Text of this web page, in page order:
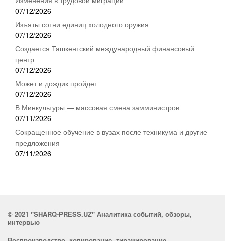
07/12/2026
Изъяты сотни единиц холодного оружия
07/12/2026
Создается Ташкентский международный финансовый
центр
07/12/2026
Может и дождик пройдет
07/12/2026
В Минкультуры — массовая смена замминистров
07/11/2026
Сокращенное обучение в вузах после техникума и другие
предложения
07/11/2026
© 2021 "SHARQ-PRESS.UZ" Аналитика событий, обзоры,
интервью